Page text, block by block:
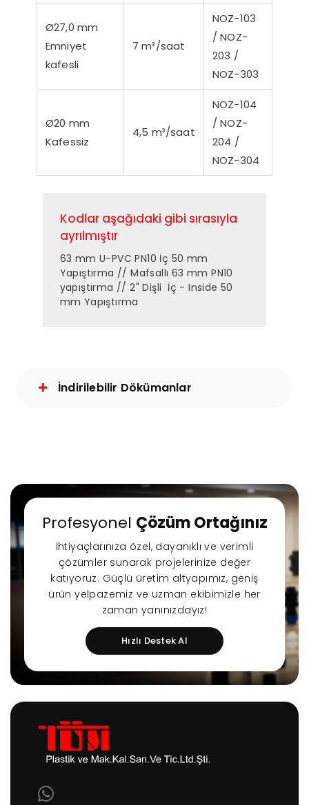
Ø27,0 mm
Emniyet
kafesli
7 m³/saat
NOZ-103
/ NOZ-
203 /
NOZ-303
Ø20 mm
Kafessiz
4,5 m³/saat
NOZ-104
/ NOZ-
204 /
NOZ-304
Kodlar aşağıdaki gibi sırasıyla
ayrılmıştır
63 mm U-PVC PN10 İç 50 mm
Yapıştırma // Mafsallı 63 mm PN10
yapıştırma // 2" Dişli İç - Inside 50
mm Yapıştırma
İndirilebilir Dökümanlar
Profesyonel Çözüm Ortağınız
İhtiyaçlarınıza özel, dayanıklı ve verimli
çözümler sunarak projelerinize değer
katıyoruz. Güçlü üretim altyapımız, geniş
ürün yelpazemiz ve uzman ekibimizle her
zaman yanınızdayız!
Hızlı Destek Al